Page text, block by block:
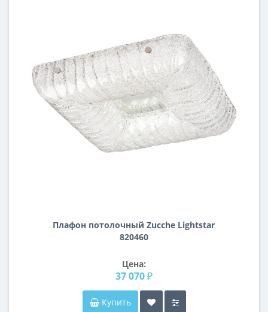
Плафон потолочный Zucche Lightstar
820460
Цена:
37 070 ₽
Купить